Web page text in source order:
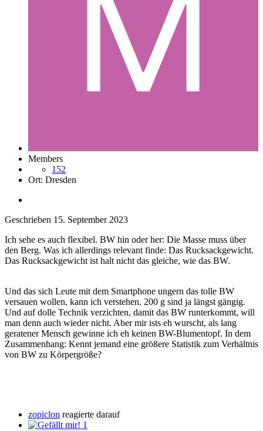
Members
152
Ort: Dresden
Geschrieben 15. September 2023
Ich sehe es auch flexibel. BW hin oder her: Die Masse muss über
den Berg. Was ich allerdings relevant finde: Das Rucksackgewicht.
Das Rucksackgewicht ist halt nicht das gleiche, wie das BW.
Und das sich Leute mit dem Smartphone ungern das tolle BW
versauen wollen, kann ich verstehen. 200 g sind ja längst gängig.
Und auf dolle Technik verzichten, damit das BW runterkommt, will
man denn auch wieder nicht. Aber mir ists eh wurscht, als lang
geratener Mensch gewinne ich eh keinen BW-Blumentopf. In dem
Zusammenhang: Kennt jemand eine größere Statistik zum Verhältnis
von BW zu Körpergröße?
zopiclon reagierte darauf
1